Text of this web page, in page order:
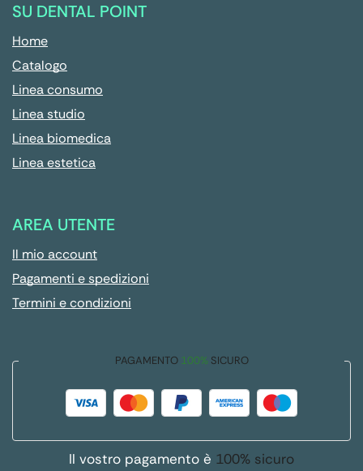
SU DENTAL POINT
Home
Catalogo
Linea consumo
Linea studio
Linea biomedica
Linea estetica
AREA UTENTE
Il mio account
Pagamenti e spedizioni
Termini e condizioni
PAGAMENTO 100% SICURO
Il vostro pagamento è 100% sicuro